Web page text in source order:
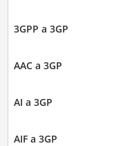
3GPP a 3GP
AAC a 3GP
AI a 3GP
AIF a 3GP